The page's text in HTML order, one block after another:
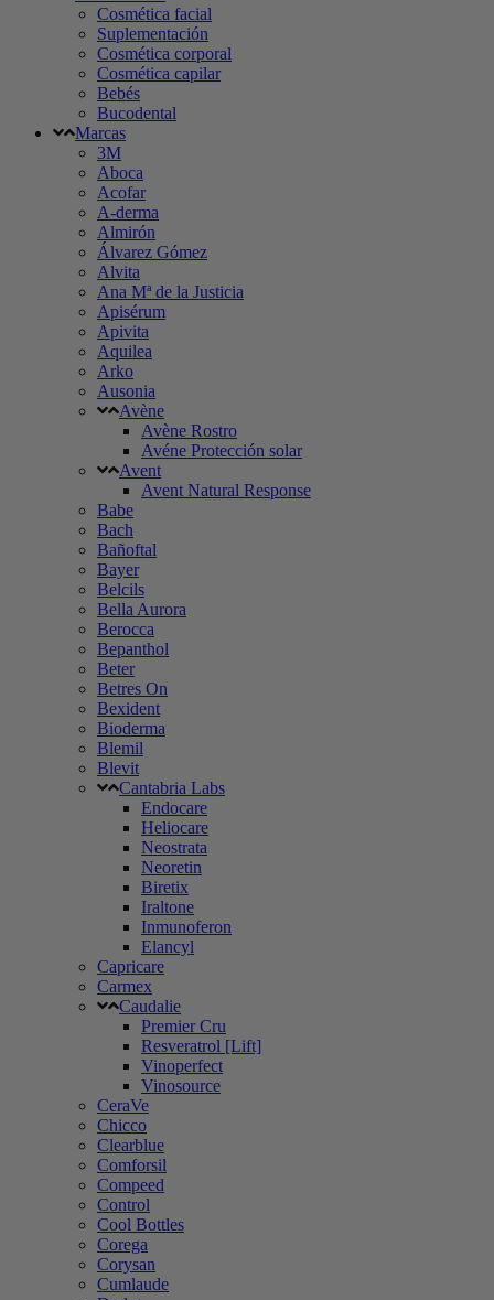
Cosmética facial
Suplementación
Cosmética corporal
Cosmética capilar
Bebés
Bucodental
Marcas
3M
Aboca
Acofar
A-derma
Almirón
Álvarez Gómez
Alvita
Ana Mª de la Justicia
Apisérum
Apivita
Aquilea
Arko
Ausonia
Avène
Avène Rostro
Avéne Protección solar
Avent
Avent Natural Response
Babe
Bach
Bañoftal
Bayer
Belcils
Bella Aurora
Berocca
Bepanthol
Beter
Betres On
Bexident
Bioderma
Blemil
Blevit
Cantabria Labs
Endocare
Heliocare
Neostrata
Neoretin
Biretix
Iraltone
Inmunoferon
Elancyl
Capricare
Carmex
Caudalie
Premier Cru
Resveratrol [Lift]
Vinoperfect
Vinosource
CeraVe
Chicco
Clearblue
Comforsil
Compeed
Control
Cool Bottles
Corega
Corysan
Cumlaude